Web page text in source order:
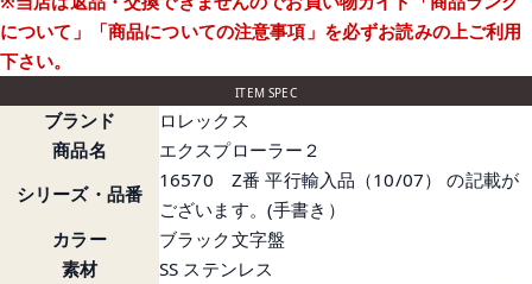
について」
「商品についての注意事項」 を必ずお読みの上ご利用
下さい。
ITEM SPEC
ブランド
ロレックス
商品名
エクスプローラー２
シリーズ・品番
16570 Z番 平行輸入品（10/07） の記載が
ございます。(手書き）
カラー
ブラック文字盤
素材
SS ステンレス